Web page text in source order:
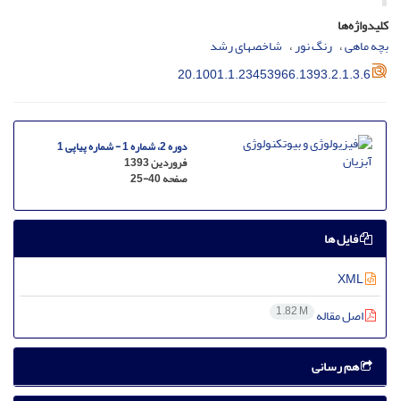
کلیدواژه‌ها
بچه ماهی رنگ نور شاخصهای رشد
20.1001.1.23453966.1393.2.1.3.6
دوره 2، شماره 1 - شماره پیاپی 1
فروردین 1393
صفحه25-40
فایل ها
اصل مقاله 1.82 M
هم رسانی